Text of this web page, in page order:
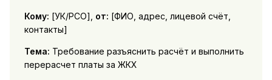
Кому: [УК/РСО], от: [ФИО, адрес, лицевой счёт,
контакты]
Тема: Требование разъяснить расчёт и выполнить
перерасчет платы за ЖКХ